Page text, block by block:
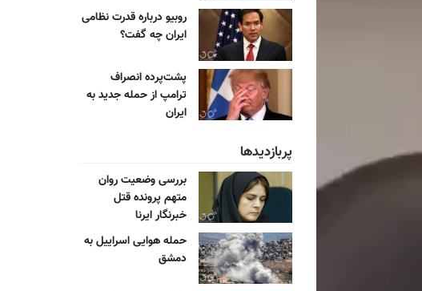
روبیو درباره قدرت نظامی
ایران چه گفت؟
پشت‌پرده انصراف
ترامپ از حمله جدید به
ایران
پربازدیدها
بررسی وضعیت روان
متهم پرونده قتل
خبرنگار ایرنا
حمله هوایی اسراییل به
دمشق